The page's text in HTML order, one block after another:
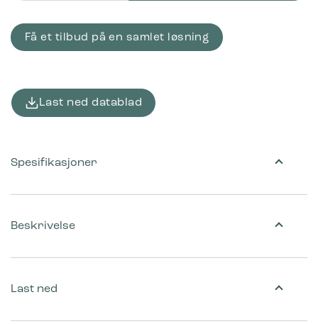
Få et tilbud på en samlet løsning
Last ned datablad
Beskrivelse
Last ned
Spesifikasjoner